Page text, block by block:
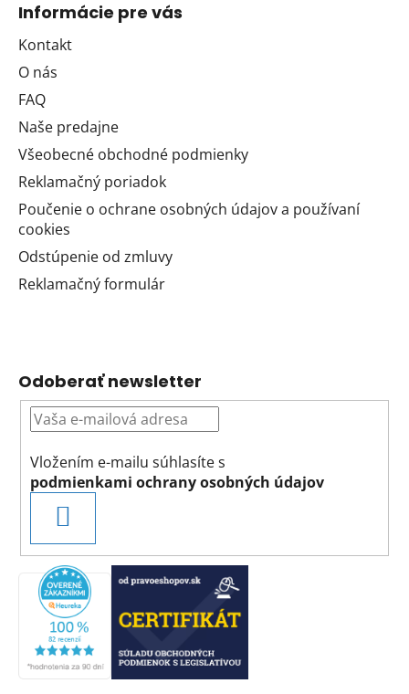
Informácie pre vás
Kontakt
O nás
FAQ
Naše predajne
Všeobecné obchodné podmienky
Reklamačný poriadok
Poučenie o ochrane osobných údajov a používaní
cookies
Odstúpenie od zmluvy
Reklamačný formulár
Odoberať newsletter
Vložením e-mailu súhlasíte s
podmienkami ochrany osobných údajov
SA